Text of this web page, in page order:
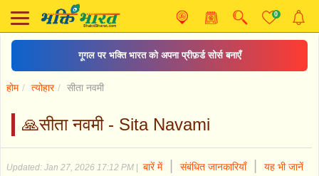
0
गूगल पर भक्ति भारत को अपना प्रीफ़र्ड सोर्स बनाएँ
होम त्योहार सीता नवमी
🙏सीता नवमी - Sita Navami
Updated: Jan 27, 2026 17:12 PM बारें में संबंधित जानकारियाँ यह भी जानें